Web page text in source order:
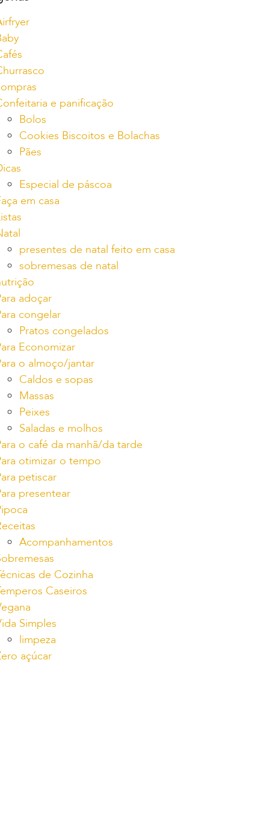
e panificação
Bolos
Cookies Biscoitos e Bolachas
Pães
Especial de páscoa
em casa
presentes de natal feito em casa
sobremesas de natal
adoçar
congelar
Pratos congelados
Economizar
o almoço/jantar
Caldos e sopas
Massas
Peixes
Saladas e molhos
o café da manhã/da tarde
otimizar o tempo
petiscar
presentear
Acompanhamentos
de Cozinha
Caseiros
Simples
limpeza
açúcar